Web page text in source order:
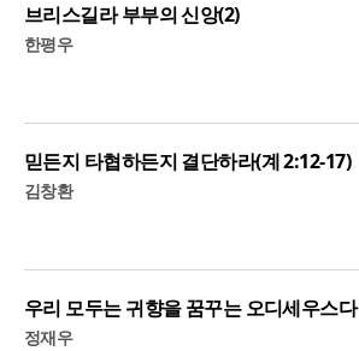
브리스길라 부부의 신앙(2)
한평우
믿든지 타협하든지 결단하라(계 2:12-17)
김창환
우리 모두는 귀향을 꿈꾸는 오디세우스다
정재우